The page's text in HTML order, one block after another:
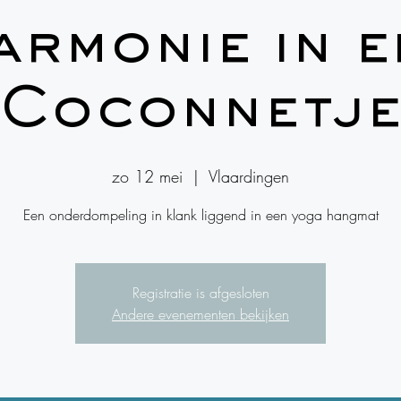
in
Coconnetje
zo 12 mei
  |
Vlaardingen
Een onderdompeling in klank liggend in een yoga hangmat
Registratie is afgesloten
Andere evenementen bekijken